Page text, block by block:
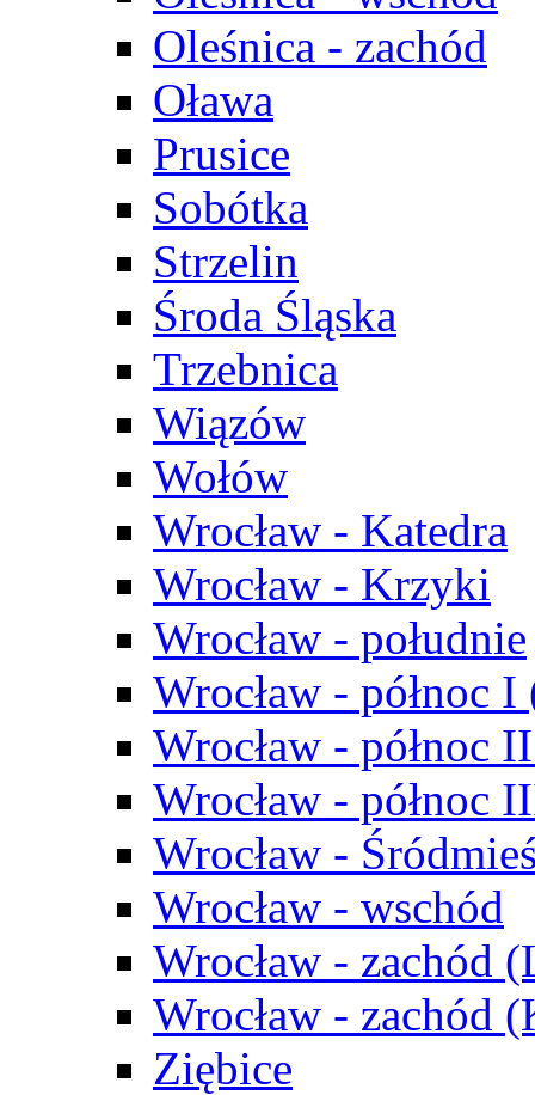
Oleśnica - zachód
Oława
Prusice
Sobótka
Strzelin
Środa Śląska
Trzebnica
Wiązów
Wołów
Wrocław - Katedra
Wrocław - Krzyki
Wrocław - południe
Wrocław - północ
Wrocław - północ
Wrocław - północ
Wrocław -
Wrocław - wschód
Wrocław - zachód
Wrocław - zachód
Ziębice